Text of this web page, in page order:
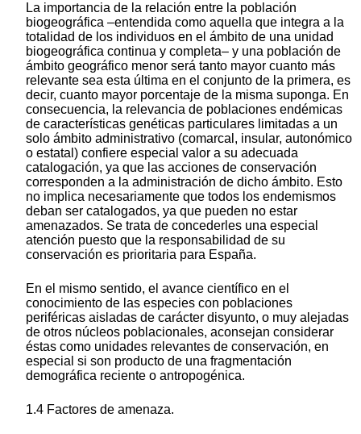
La importancia de la relación entre la población
biogeográfica –entendida como aquella que integra a la
totalidad de los individuos en el ámbito de una unidad
biogeográfica continua y completa– y una población de
ámbito geográfico menor será tanto mayor cuanto más
relevante sea esta última en el conjunto de la primera, es
decir, cuanto mayor porcentaje de la misma suponga. En
consecuencia, la relevancia de poblaciones endémicas
de características genéticas particulares limitadas a un
solo ámbito administrativo (comarcal, insular, autonómico
o estatal) confiere especial valor a su adecuada
catalogación, ya que las acciones de conservación
corresponden a la administración de dicho ámbito. Esto
no implica necesariamente que todos los endemismos
deban ser catalogados, ya que pueden no estar
amenazados. Se trata de concederles una especial
atención puesto que la responsabilidad de su
conservación es prioritaria para España.
En el mismo sentido, el avance científico en el
conocimiento de las especies con poblaciones
periféricas aisladas de carácter disyunto, o muy alejadas
de otros núcleos poblacionales, aconsejan considerar
éstas como unidades relevantes de conservación, en
especial si son producto de una fragmentación
demográfica reciente o antropogénica.
1.4 Factores de amenaza.